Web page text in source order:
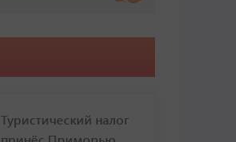
Туристический налог